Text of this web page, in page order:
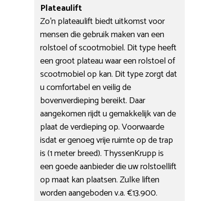
Plateaulift
Zo’n plateaulift biedt uitkomst voor
mensen die gebruik maken van een
rolstoel of scootmobiel. Dit type heeft
een groot plateau waar een rolstoel of
scootmobiel op kan. Dit type zorgt dat
u comfortabel en veilig de
bovenverdieping bereikt. Daar
aangekomen rijdt u gemakkelijk van de
plaat de verdieping op. Voorwaarde
isdat er genoeg vrije ruimte op de trap
is (1 meter breed). ThyssenKrupp is
een goede aanbieder die uw rolstoellift
op maat kan plaatsen. Zulke liften
worden aangeboden v.a. €13.900.